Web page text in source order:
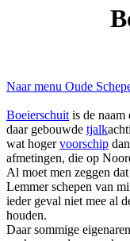
Naar menu Oude
Boeierschuit is de naam
daar gebouwde tjalk
wat hogervoorschip
afmetingen, die op
Al moet men zeggen
Lemmer schepen van
ieder geval niet mee al
houden.
Daar sommige